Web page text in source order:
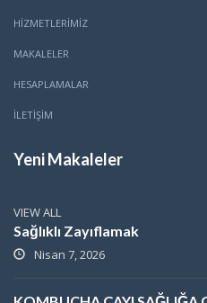
HİZMETLERİMİZ
MAKALELER
HESAPLAMALAR
İLETİŞİM
Yeni Makaleler
VIEW ALL
Sağlıklı Zayıflamak
Nisan 7, 2026